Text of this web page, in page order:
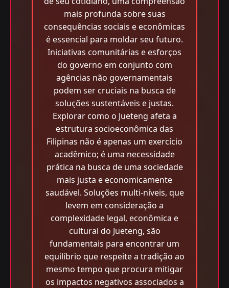
mais profunda sobre suas
consequências sociais e econômicas
é essencial para moldar seu futuro.
Iniciativas comunitárias e esforços
do governo em conjunto com
agências não governamentais
podem ser cruciais na busca de
soluções sustentáveis e justas.
Explorar como o Jueteng afeta a
estrutura socioeconômica das
Filipinas não é apenas um exercício
acadêmico; é uma necessidade
prática na busca de uma sociedade
mais justa e economicamente
saudável. Soluções multi-níveis, que
levem em consideração a
complexidade legal, econômica e
cultural do Jueteng, são
fundamentais para encontrar um
equilíbrio que respeite a tradição ao
mesmo tempo que procura mitigar
os impactos negativos associados a